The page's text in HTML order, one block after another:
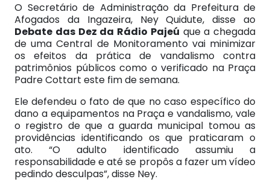
O Secretário de Administração da Prefeitura de
Afogados da Ingazeira, Ney Quidute, disse ao
Debate das Dez da Rádio Pajeú que a chegada
de uma Central de Monitoramento vai minimizar
os efeitos da prática de vandalismo contra
patrimônios públicos como o verificado na Praça
Padre Cottart este fim de semana.
Ele defendeu o fato de que no caso específico do
dano a equipamentos na Praça e vandalismo, vale
o registro de que a guarda municipal tomou as
providências identificando os que praticaram o
ato. “O adulto identificado assumiu a
responsabilidade e até se propôs a fazer um vídeo
pedindo desculpas”, disse Ney.